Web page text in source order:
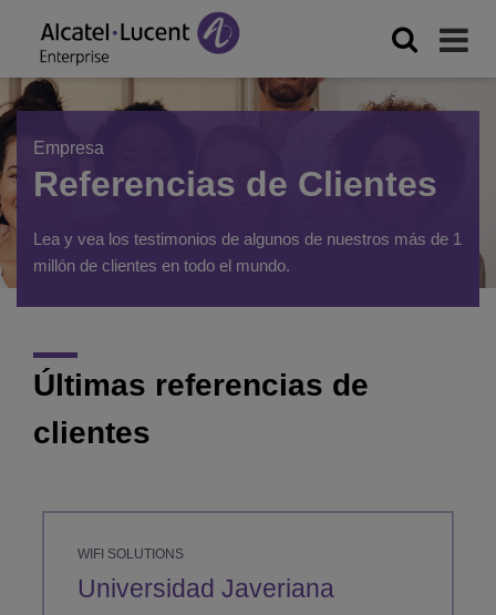
Empresa
Referencias de Clientes
Lea y vea los testimonios de algunos de nuestros más de 1
millón de clientes en todo el mundo.
Últimas referencias de
clientes
WIFI SOLUTIONS
Universidad Javeriana